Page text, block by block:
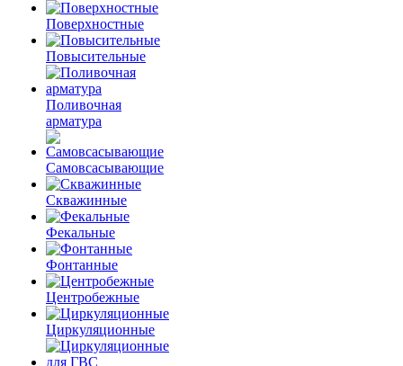
Поверхностные
Повысительные
Поливочная
арматура
Самовсасывающие
Скважинные
Фекальные
Фонтанные
Центробежные
Циркуляционные